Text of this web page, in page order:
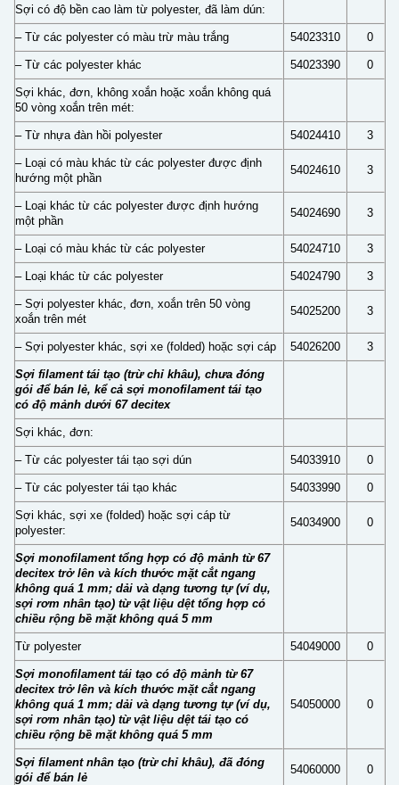
Sợi có độ bền cao làm từ polyester, đã làm dún:
– Từ các polyester có màu trừ màu trắng 54023310 0
– Từ các polyester khác 54023390 0
Sợi khác, đơn, không xoắn hoặc xoắn không quá
50 vòng xoắn trên mét:
– Từ nhựa đàn hồi polyester 54024410 3
– Loại có màu khác từ các polyester được định
hướng một phần
54024610 3
– Loại khác từ các polyester được định hướng
một phần
54024690 3
– Loại có màu khác từ các polyester 54024710 3
– Loại khác từ các polyester 54024790 3
– Sợi polyester khác, đơn, xoắn trên 50 vòng
xoắn trên mét
54025200 3
– Sợi polyester khác, sợi xe (folded) hoặc sợi cáp 54026200 3
Sợi filament tái tạo (trừ chỉ khâu), chưa đóng
gói để bán lẻ, kể cả sợi monofilament tái tạo
có độ mảnh dưới 67 decitex
Sợi khác, đơn:
– Từ các polyester tái tạo sợi dún 54033910 0
– Từ các polyester tái tạo khác 54033990 0
Sợi khác, sợi xe (folded) hoặc sợi cáp từ
polyester:
54034900 0
Sợi monofilament tổng hợp có độ mảnh từ 67
decitex trở lên và kích thước mặt cắt ngang
không quá 1 mm; dải và dạng tương tự (ví dụ,
sợi rơm nhân tạo) từ vật liệu dệt tổng hợp có
chiều rộng bề mặt không quá 5 mm
Từ polyester 54049000 0
Sợi monofilament tái tạo có độ mảnh từ 67
decitex trở lên và kích thước mặt cắt ngang
không quá 1 mm; dải và dạng tương tự (ví dụ,
sợi rơm nhân tạo) từ vật liệu dệt tái tạo có
chiều rộng bề mặt không quá 5 mm
54050000 0
Sợi filament nhân tạo (trừ chỉ khâu), đã đóng
gói để bán lẻ
54060000 0